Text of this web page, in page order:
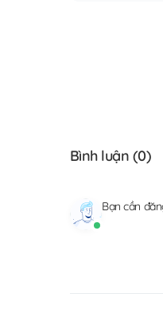
Bình luận (0)
Bạn cần